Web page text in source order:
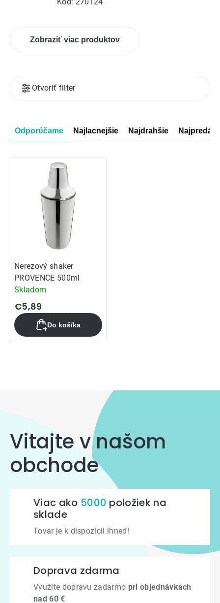
Zobraziť viac produktov
Radenie
produktov
Odporúčame Najlacnejšie Najdrahšie
Otvoriť filter
Výpis
Nerezový shaker
PROVENCE 500ml
Skladom
€5,89
Do košíka
prvky
výpisu
Vitajte v našom
obchode
Viac ako 5000 položiek na
sklade
Tovar je k dispozícii ihneď!
Doprava zdarma
Využite dopravu zadarmo pri objednávkach
nad 60 €